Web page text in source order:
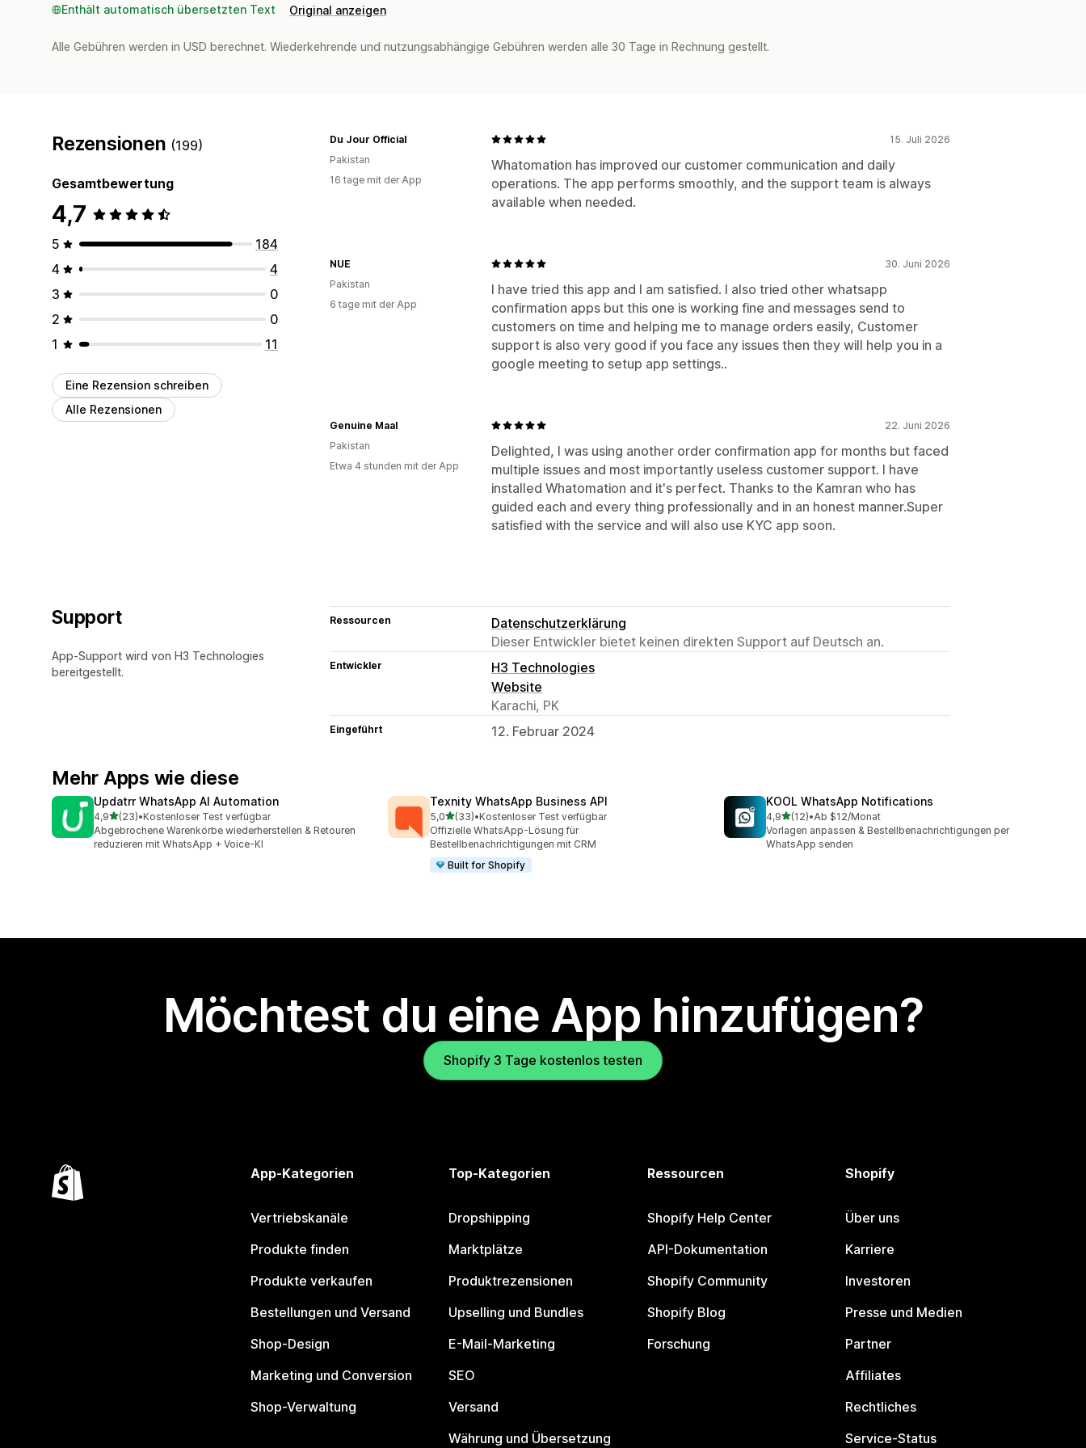
Enthält automatisch übersetzten Text Original anzeigen
Alle Gebühren werden in USD berechnet. Wiederkehrende und nutzungsabhängige Gebühren werden alle 30 Tage in Rechnung gestellt.
Rezensionen (199)
Gesamtbewertung
4,7
5
184
4
4
3
0
2
0
1
11
Eine Rezension schreiben
Alle Rezensionen
15. Juli 2026
Whatomation has improved our customer communication and daily
operations. The app performs smoothly, and the support team is always
available when needed.
Du Jour Official
Pakistan
16 tage mit der App
30. Juni 2026
I have tried this app and I am satisfied. I also tried other whatsapp
confirmation apps but this one is working fine and messages send to
customers on time and helping me to manage orders easily, Customer
support is also very good if you face any issues then they will help you in a
google meeting to setup app settings..
NUE
Pakistan
6 tage mit der App
22. Juni 2026
Delighted, I was using another order confirmation app for months but faced
multiple issues and most importantly useless customer support. I have
installed Whatomation and it's perfect. Thanks to the Kamran who has
guided each and every thing professionally and in an honest manner.Super
satisfied with the service and will also use KYC app soon.
Genuine Maal
Pakistan
Etwa 4 stunden mit der App
Support
App-Support wird von H3 Technologies
bereitgestellt.
Ressourcen
Datenschutzerklärung
Dieser Entwickler bietet keinen direkten Support auf Deutsch an.
Entwickler
H3 Technologies
Website
Karachi, PK
Eingeführt 12. Februar 2024
Mehr Apps wie diese
Updatrr WhatsApp AI Automation
4,9von 5 Sternen
(23)
23 Rezensionen insgesamt
•Kostenloser Test verfügbar
Abgebrochene Warenkörbe wiederherstellen & Retouren
reduzieren mit WhatsApp + Voice-KI
Texnity WhatsApp Business API
5,0von 5 Sternen
(33)
33 Rezensionen insgesamt
•Kostenloser Test verfügbar
Offizielle WhatsApp-Lösung für
Bestellbenachrichtigungen mit CRM
Built for Shopify
KOOL WhatsApp Notifications
4,9von 5 Sternen
(12)
12 Rezensionen insgesamt
•Ab $12/Monat
Vorlagen anpassen & Bestellbenachrichtigungen per
WhatsApp senden
Möchtest du eine App hinzufügen?
Shopify 3 Tage kostenlos testen
App-Kategorien
Vertriebskanäle
Produkte finden
Produkte verkaufen
Bestellungen und Versand
Shop-Design
Marketing und Conversion
Shop-Verwaltung
Top-Kategorien
Dropshipping
Marktplätze
Produktrezensionen
Upselling und Bundles
E-Mail-Marketing
SEO
Versand
Währung und Übersetzung
Ressourcen
Shopify Help Center
API-Dokumentation
Shopify Community
Shopify Blog
Forschung
Shopify
Über uns
Karriere
Investoren
Presse und Medien
Partner
Affiliates
Rechtliches
Service-Status